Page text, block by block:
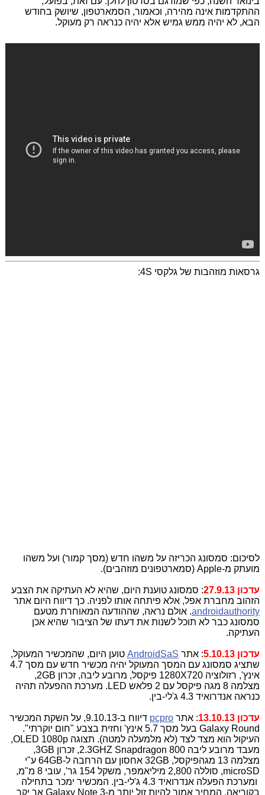
ההתקדמות אינה מהירה, וכאמור, הסמארטפון, שיושק בחודש
הבא, לא יהיה ממש גמיש אלא יהיה כנראה רק מעוקל.
גרסאות מוזהבות של גלקסי 4S:
לסיכום: סמסונג הכריזה על משהו חדש (מסך קמור) ועל משהו
מועתק מ-Apple (סמארטפונים מוזהבים).
עדכון 27.9.13
: סמסונג טוענת היום, שהיא לא העתיקה את הצבע
הזהוב מחברת אפל, אלא פיתחה אותו לפניה. כך דיווח היום אתר
androidauthority. אולם נראה, שההודעה המאוחרת מטעם
סמסונג כבר לא תוכל לשנות את דעתו של הציבור שהיא אכן
העתיקה.
עדכון 5.10.13 : אתר AndroidSaS טוען היום, שהמכשיר המעוקל,
שתציג סמסונג עם המסך המעוקל יהיה מכשיר חדש עם מסך 4.7
אינץ', רזולוציה 1280X720 פיקסל, מרובע ליבה, זכרון 2GB,
מצלמה 8 מגה פיקסל עם 2 פלאש LED. מערכת ההפעלה תהיה
כנראה אנדרואיד 4.3 ג'לי-בין.
עדכון 13.10.13 : אתר pcpro
דיווח ב-9.10.13, על השקת המכשיר
Galaxy Round בעל מסך 5.7 אינץ' וחזית בצבע "חום יוקרתי".
העיקול הוא מצד לצד (לא מלמעלה למטה). תצוגה OLED 1080p,
מעבד מרובע ליבה 2.3GHZ Snapdragon 800, זכרון 3GB,
מצלמה 13 מגהפיקסל, 32GB אחסון עם הרחבה ל-64GB ע"י
microSD, סוללה 2,800 מיליאמפר, משקל 154 גר', עובי 8 מ"מ,
ומערכת הפעלה אנדרואיד 4.3 ג'לי-בין. המכשיר ימכר בתחילה
בקוריאה. המחיר אמור להיות זול יותר מ-Galaxy Note 3 אך יקר